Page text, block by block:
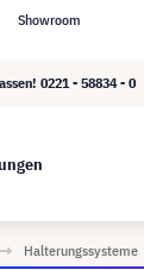
Showroom
0221 - 58834 - 0
Halterungssysteme